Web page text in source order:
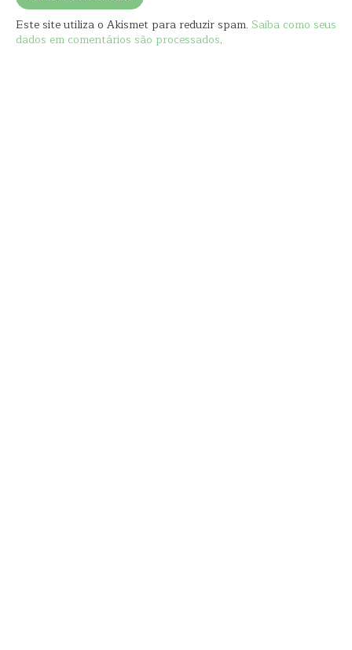
Este site utiliza o Akismet para reduzir spam. Saiba como seus
dados em comentários são processados.